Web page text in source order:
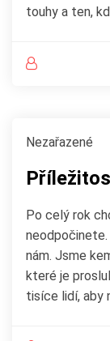
touhy a ten,
Nezařazené
Po celý rok
nám. Jsme
které je
tisíce lidí, aby